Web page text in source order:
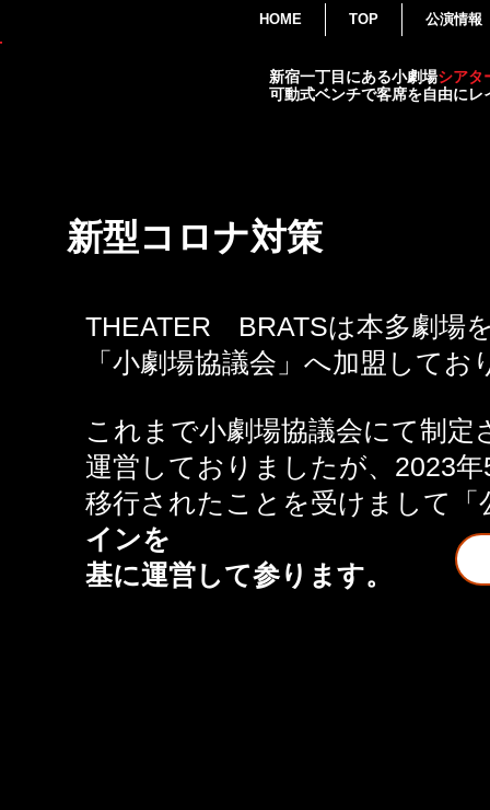
HOME TOP 公演情報
新宿一丁目にある小劇場シアタ
可動式ベンチで客席を自由に
新型コロナ対策
THEATER BRATSは本多劇場
「小劇場協議会」へ加盟してお
これまで小劇場協議会にて制
運営しておりましたが、2023
移行されたことを受けまして「
インを
​基に運営して参ります。